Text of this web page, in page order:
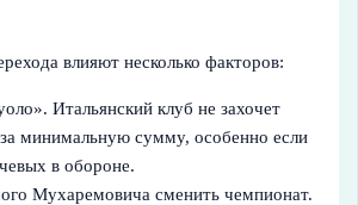
влияют несколько факторов:
Итальянский клуб не захочет
за минимальную сумму, особенно если
в обороне.
Мухаремовича сменить чемпионат.